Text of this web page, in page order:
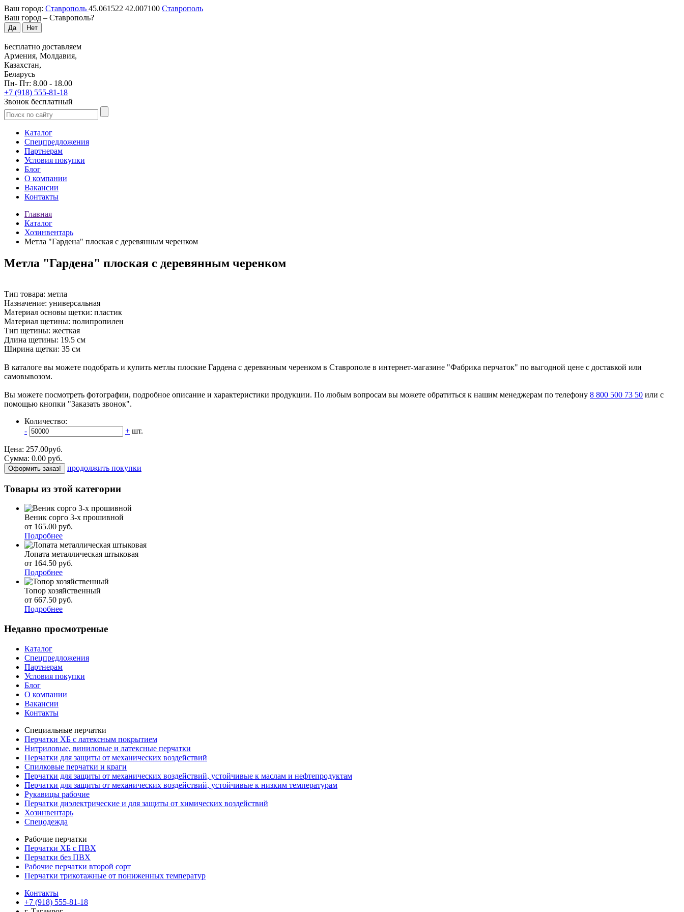
Ваш город: Ставрополь 45.061522 42.007100 Ставрополь
Ваш город – Ставрополь?
Да Нет
Бесплатно доставляем
Армения, Молдавия,
Казахстан,
Беларусь
Пн- Пт: 8.00 - 18.00
+7 (918) 555-81-18
Звонок бесплатный
Каталог
Спецпредложения
Партнерам
Условия покупки
Блог
О компании
Вакансии
Контакты
Главная
Каталог
Хозинвентарь
Метла "Гардена" плоская с деревянным черенком
Метла "Гардена" плоская с деревянным черенком
Тип товара: метла
Назначение: универсальная
Материал основы щетки: пластик
Материал щетины: полипропилен
Тип щетины: жесткая
Длина щетины: 19.5 см
Ширина щетки: 35 см
В каталоге вы можете подобрать и купить метлы плоские Гардена с деревянным черенком в Ставрополе в интернет-магазине "Фабрика перчаток" по выгодной цене с доставкой или
самовывозом.
Вы можете посмотреть фотографии, подробное описание и характеристики продукции. По любым вопросам вы можете обратиться к нашим менеджерам по телефону 8 800 500 73 50 или с
помощью кнопки "Заказать звонок".
Количество:
-
+ шт.
Цена: 257.00руб.
Сумма: 0.00 руб.
Оформить заказ! продолжить покупки
Товары из этой категории
Веник сорго 3-х прошивной
от 165.00 руб.
Подробнее
Лопата металлическая штыковая
от 164.50 руб.
Подробнее
Топор хозяйственный
от 667.50 руб.
Подробнее
Недавно просмотреные
Каталог
Спецпредложения
Партнерам
Условия покупки
Блог
О компании
Вакансии
Контакты
Специальные перчатки
Перчатки ХБ с латексным покрытием
Нитриловые, виниловые и латексные перчатки
Перчатки для защиты от механических воздействий
Cпилковые перчатки и краги
Перчатки для защиты от механических воздействий, устойчивые к маслам и нефтепродуктам
Перчатки для защиты от механических воздействий, устойчивые к низким температурам
Рукавицы рабочие
Перчатки диэлектрические и для защиты от химических воздействий
Хозинвентарь
Спецодежда
Рабочие перчатки
Перчатки ХБ с ПВХ
Перчатки без ПВХ
Рабочие перчатки второй сорт
Перчатки трикотажные от пониженных температур
Контакты
+7 (918) 555-81-18